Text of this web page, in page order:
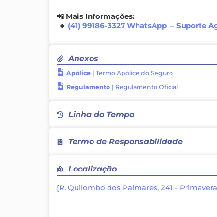
📲 Mais Informações:
🔸 (41) 99186-3327 WhatsApp – Suporte
Anexos
Apólice | Termo Apólice do Seguro
Regulamento | Regulamento Oficial
Linha do Tempo
Termo de Responsabilidade
quaisquer consequências que eles
evento de toda e qualquer
Localização
[R. Quilombo dos Palmares, 241 -